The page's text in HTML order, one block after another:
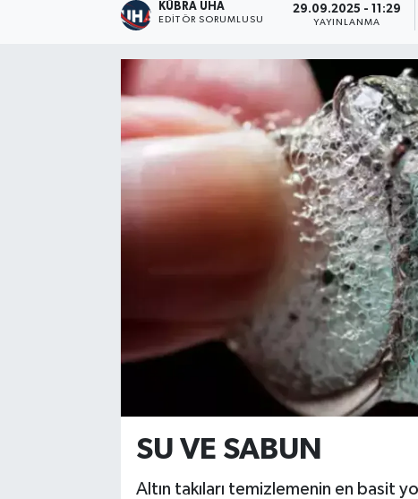
KÜBRA UHA
EDİTÖR SORUMLUSU
29.09.2025 - 11:29
YAYINLANMA
SU VE SABUN
Altın takıları temizlemenin en basit